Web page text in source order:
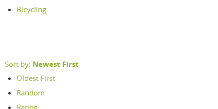
Bicycling
Sort by: Newest First
Oldest First
Random
Rating